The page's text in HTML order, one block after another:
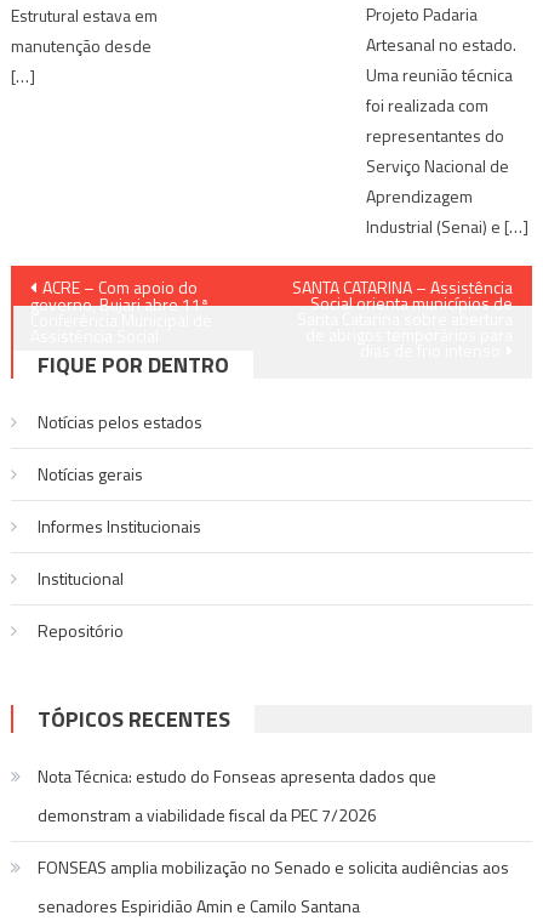
Estrutural estava em
manutenção desde
[…]
Projeto Padaria
Artesanal no estado.
Uma reunião técnica
foi realizada com
representantes do
Serviço Nacional de
Aprendizagem
Industrial (Senai) e […]
Navegação
Post
ACRE – Com apoio do
governo, Bujari abre 11ª
SANTA CATARINA – Assistência
Social orienta municípios de
FIQUE POR DENTRO
Notícias pelos estados
Notí­cias gerais
Informes Institucionais
Institucional
Repositório
TÓPICOS RECENTES
Nota Técnica: estudo do Fonseas apresenta dados que
demonstram a viabilidade fiscal da PEC 7/2026
FONSEAS amplia mobilização no Senado e solicita audiências aos
senadores Espiridião Amin e Camilo Santana